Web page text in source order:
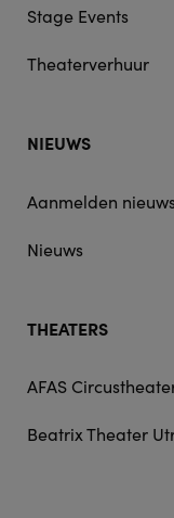
Stage Events
Theaterverhuur
NIEUWS
Aanmelden
Nieuws
THEATERS
AFAS
Beatrix Theater